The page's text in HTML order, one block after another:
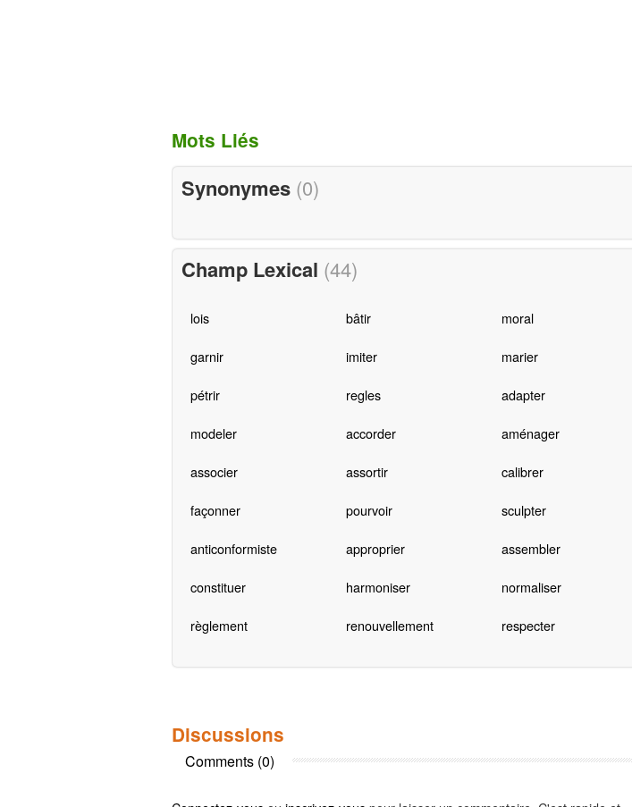
Mots Liés
Synonymes (0)
Champ Lexical (44)
lois bâtir moral
garnir imiter marier
pétrir regles adapter
modeler accorder aménager
associer assortir calibrer
façonner pourvoir sculpter
anticonformiste approprier assembler
constituer harmoniser normaliser
règlement renouvellement respecter
Discussions
Comments (0)